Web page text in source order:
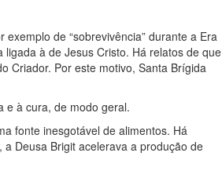
de “sobrevivência” durante a Era
à de Jesus Cristo. Há relatos de que
Criador. Por este motivo, Santa Brígida
e à cura, de modo geral.
fonte inesgotável de alimentos. Há
Deusa Brigit acelerava a produção de